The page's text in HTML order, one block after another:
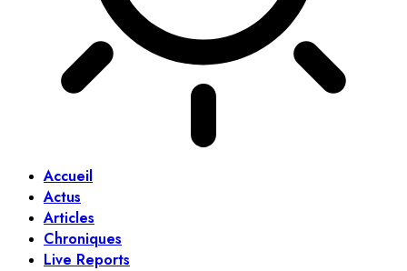
Accueil
Actus
Articles
Chroniques
Live Reports